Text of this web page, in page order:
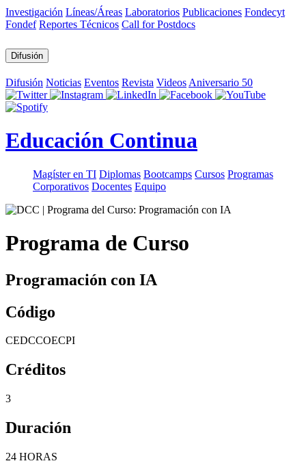
Investigación Líneas/Áreas Laboratorios Publicaciones Fondecyt
Fondef Reportes Técnicos Call for Postdocs
Difusión
Difusión Noticias Eventos Revista Videos Aniversario 50
Educación Continua
Magíster en TI Diplomas Bootcamps Cursos Programas
Corporativos Docentes Equipo
Programa de Curso
Programación con IA
Código
CEDCCOECPI
Créditos
3
Duración
24 HORAS